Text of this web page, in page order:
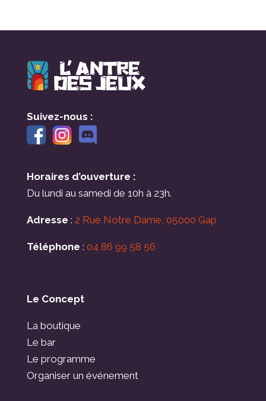
Suivez-nous :
Horaires d’ouverture :
Du lundi au samedi de 10h à 23h.
Adresse : 2 Rue Notre Dame, 05000 Gap
Téléphone : 04 86 99 58 56
Le Concept
La boutique
Le bar
Le programme
Organiser un événement